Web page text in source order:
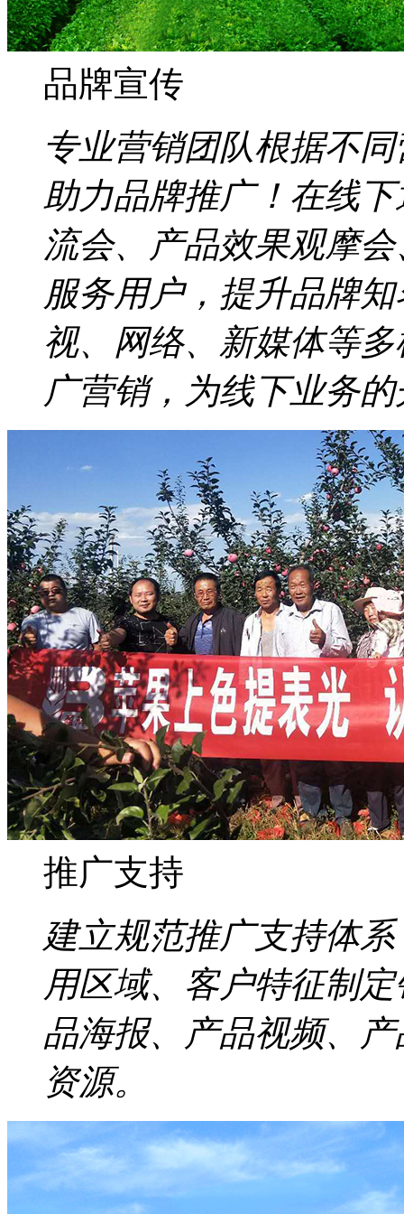
品牌宣传
专业营销团队根据不
助力品牌推广！在线
流会、产品效果观摩
服务用户，提升品牌
视、网络、新媒体等
广营销，为线下业务
推广支持
建立规范推广支持体
用区域、客户特征制
品海报、产品视频、
资源。